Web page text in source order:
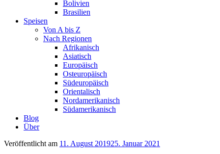
Bolivien
Brasilien
Speisen
Von A bis Z
Nach Regionen
Afrikanisch
Asiatisch
Europäisch
Osteuropäisch
Südeuropäisch
Orientalisch
Nordamerikanisch
Südamerikanisch
Blog
Über
Veröffentlicht am 11. August 201925. Januar 2021